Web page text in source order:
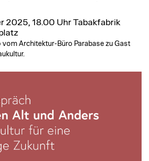
2025, 18.00 Uhr Tabakfabrik
vom Architektur-Büro Parabase zu Gast